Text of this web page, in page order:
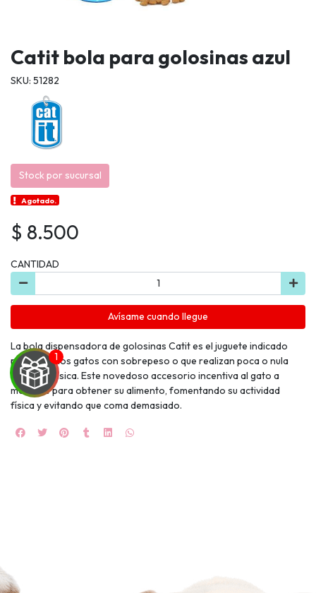
Catit bola para golosinas azul
SKU: 51282
Stock por sucursal
Agotado.
$ 8.500
CANTIDAD
Avísame cuando llegue
La bola dispensadora de golosinas Catit es el juguete indicado
para aquellos gatos con sobrepeso o que realizan poca o nula
actividad física. Este novedoso accesorio incentiva al gato a
moverse para obtener su alimento, fomentando su actividad
física y evitando que coma demasiado.